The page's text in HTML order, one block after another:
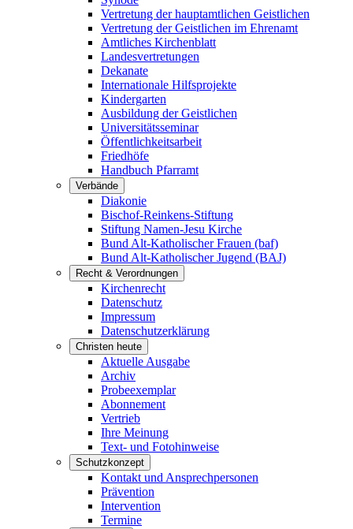
Vertretung der hauptamtlichen Geistlichen
Vertretung der Geistlichen im Ehrenamt
Amtliches Kirchenblatt
Landesvertretungen
Dekanate
Internationale Hilfsprojekte
Kindergarten
Ausbildung der Geistlichen
Universitätsseminar
Öffentlichkeitsarbeit
Friedhöfe
Handbuch Pfarramt
Verbände
Diakonie
Bischof-Reinkens-Stiftung
Stiftung Namen-Jesu Kirche
Bund Alt-Katholischer Frauen (baf)
Bund Alt-Katholischer Jugend (BAJ)
Recht & Verordnungen
Kirchenrecht
Datenschutz
Impressum
Datenschutzerklärung
Christen heute
Aktuelle Ausgabe
Archiv
Probeexemplar
Abonnement
Vertrieb
Ihre Meinung
Text- und Fotohinweise
Schutzkonzept
Kontakt und Ansprechpersonen
Prävention
Intervention
Termine